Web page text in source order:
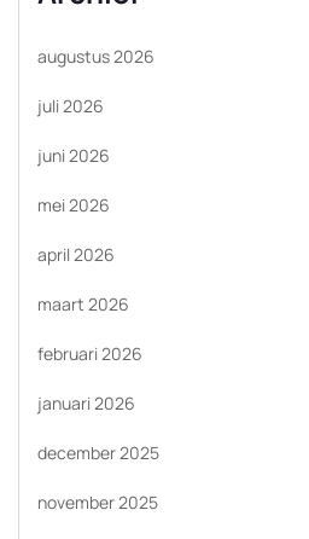
augustus 2026
juli 2026
juni 2026
mei 2026
april 2026
maart 2026
februari 2026
januari 2026
december 2025
november 2025